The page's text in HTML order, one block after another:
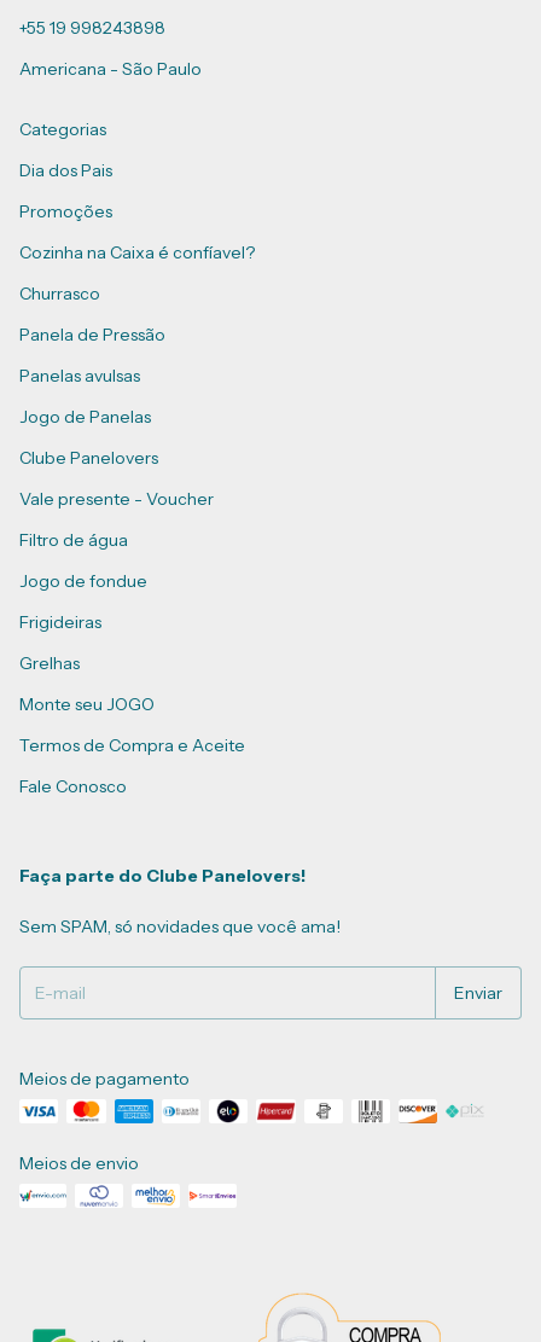
+55 19 998243898
Americana - São Paulo
Categorias
Dia dos Pais
Promoções
Cozinha na Caixa é confíavel?
Churrasco
Panela de Pressão
Panelas avulsas
Jogo de Panelas
Clube Panelovers
Vale presente - Voucher
Filtro de água
Jogo de fondue
Frigideiras
Grelhas
Monte seu JOGO
Termos de Compra e Aceite
Fale Conosco
Faça parte do Clube Panelovers!
Sem SPAM, só novidades que você ama!
Meios de pagamento
Meios de envio